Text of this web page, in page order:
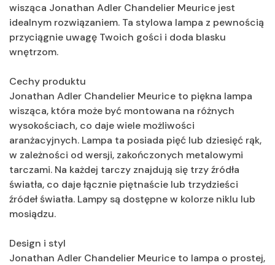
wisząca Jonathan Adler Chandelier Meurice jest
idealnym rozwiązaniem. Ta stylowa lampa z pewnością
przyciągnie uwagę Twoich gości i doda blasku
wnętrzom.
Cechy produktu
Jonathan Adler Chandelier Meurice to piękna lampa
wisząca, która może być montowana na różnych
wysokościach, co daje wiele możliwości
aranżacyjnych. Lampa ta posiada pięć lub dziesięć rąk,
w zależności od wersji, zakończonych metalowymi
tarczami. Na każdej tarczy znajdują się trzy źródła
światła, co daje łącznie piętnaście lub trzydzieści
źródeł światła. Lampy są dostępne w kolorze niklu lub
mosiądzu.
Design i styl
Jonathan Adler Chandelier Meurice to lampa o prostej,